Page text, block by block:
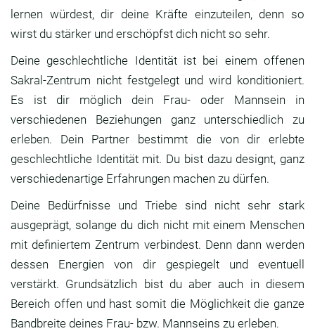
lernen würdest, dir deine Kräfte einzuteilen, denn so
wirst du stärker und erschöpfst dich nicht so sehr.
Deine geschlechtliche Identität ist bei einem offenen
Sakral-Zentrum nicht festgelegt und wird konditioniert.
Es ist dir möglich dein Frau- oder Mannsein in
verschiedenen Beziehungen ganz unterschiedlich zu
erleben. Dein Partner bestimmt die von dir erlebte
geschlechtliche Identität mit. Du bist dazu designt, ganz
verschiedenartige Erfahrungen machen zu dürfen.
Deine Bedürfnisse und Triebe sind nicht sehr stark
ausgeprägt, solange du dich nicht mit einem Menschen
mit definiertem Zentrum verbindest. Denn dann werden
dessen Energien von dir gespiegelt und eventuell
verstärkt. Grundsätzlich bist du aber auch in diesem
Bereich offen und hast somit die Möglichkeit die ganze
Bandbreite deines Frau- bzw. Mannseins zu erleben.